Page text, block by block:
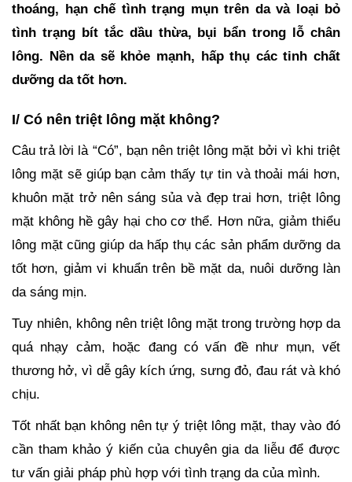
thoáng, hạn chế tình trạng mụn trên da và loại bỏ
tình trạng bít tắc dầu thừa, bụi bẩn trong lỗ chân
lông. Nền da sẽ khỏe mạnh, hấp thụ các tinh chất
dưỡng da tốt hơn.
I/ Có nên triệt lông mặt không?
Câu trả lời là “Có”, bạn nên triệt lông mặt bởi vì khi triệt
lông mặt sẽ giúp bạn cảm thấy tự tin và thoải mái hơn,
khuôn mặt trở nên sáng sủa và đẹp trai hơn, triệt lông
mặt không hề gây hại cho cơ thể. Hơn nữa, giảm thiểu
lông mặt cũng giúp da hấp thụ các sản phẩm dưỡng da
tốt hơn, giảm vi khuẩn trên bề mặt da, nuôi dưỡng làn
da sáng mịn.
Tuy nhiên, không nên triệt lông mặt trong trường hợp da
quá nhạy cảm, hoặc đang có vấn đề như mụn, vết
thương hở, vì dễ gây kích ứng, sưng đỏ, đau rát và khó
chịu.
Tốt nhất bạn không nên tự ý triệt lông mặt, thay vào đó
cần tham khảo ý kiến của chuyên gia da liễu để được
tư vấn giải pháp phù hợp với tình trạng da của mình.